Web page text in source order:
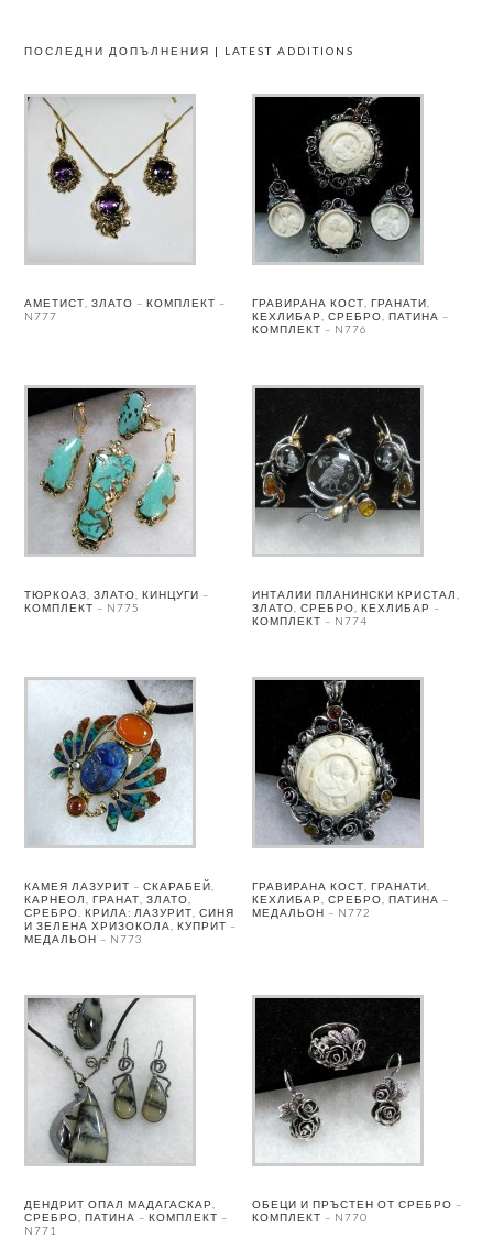
ПОСЛЕДНИ ДОПЪЛНЕНИЯ | LATEST ADDITIONS
АМЕТИСТ, ЗЛАТО – КОМПЛЕКТ –
N777
ГРАВИРАНА КОСТ, ГРАНАТИ,
КЕХЛИБАР, СРЕБРО, ПАТИНА –
КОМПЛЕКТ – N776
ТЮРКОАЗ, ЗЛАТО, КИНЦУГИ –
КОМПЛЕКТ – N775
ИНТАЛИИ ПЛАНИНСКИ КРИСТАЛ,
ЗЛАТО, СРЕБРО, КЕХЛИБАР –
КОМПЛЕКТ – N774
КАМЕЯ ЛАЗУРИТ – СКАРАБЕЙ,
КАРНЕОЛ, ГРАНАТ, ЗЛАТО,
СРЕБРО. КРИЛА: ЛАЗУРИТ, СИНЯ
И ЗЕЛЕНА ХРИЗОКОЛА, КУПРИТ –
МЕДАЛЬОН – N773
ГРАВИРАНА КОСТ, ГРАНАТИ,
КЕХЛИБАР, СРЕБРО, ПАТИНА –
МЕДАЛЬОН – N772
ДЕНДРИТ ОПАЛ МАДАГАСКАР,
СРЕБРО, ПАТИНА – КОМПЛЕКТ –
N771
ОБЕЦИ И ПРЪСТЕН ОТ СРЕБРО –
КОМПЛЕКТ – N770